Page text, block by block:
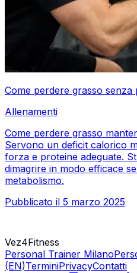
Come perdere grasso
Allenamenti
Come perdere grasso
Servono un deficit calorico
forza e proteine adeguate.
dimagrire in modo efficace
metabolismo.
Pubblicato il 5 marzo 2025
Vez4Fitness
Personal Trainer Milano
(EN)TerminiPrivacyContatti